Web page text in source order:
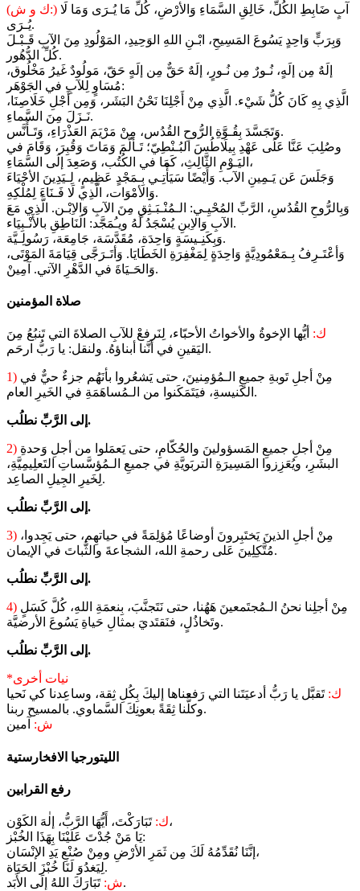
(ك و ش:) آبٍ ضَابِطِ الكُلِّ، خَالِقِ السَّمَاءِ وَالأرْضِ، كُلِّ مَا يُـرَى وَمَا لَا
يُـرَى.
وَبِرَبٍّ وَاحِدٍ يَسُوعَ المَسِيحِ، ابْـنِ اللهِ الوَحِيدِ، المَوْلُودِ مِنَ الآبِ قَـبْـلَ
كُلِّ الدُّهُور.
إلَهٌ مِن إلَهٍ، نُـورٌ مِن نُـورٍ، إلَهٌ حَقٌّ مِن إلَهٍ حَقّ، مَولُودٌ غَيرُ مَخْلُوق،
مُسَاوٍ لِلآبِ في الجَوْهَر:
الَّذِي بِهِ كَانَ كُلُّ شَيْء. الَّذِي مِنْ أَجْلِنَا نَحْنُ البَشَر، وَمِن أَجْلِ خَلَاصِنَا،
نَـزَلَ مِنَ السَّماءِ.
وَتَجَسَّدَ بِقُـوَّةِ الرُّوحِ القُدُس، مِنْ مَرْيَمَ العَذْرَاءِ، وَتَـأَنَّس.
وصُلِبَ عَنَّا عَلَى عَهْدِ بِيلَاطُسَ البُـنْطِيّ؛ تَـألَّمَ وَمَاتَ وَقُبِرَ، وَقَامَ في
اليَـوْمِ الثَّالِثِ، كَمَا في الكُتُب، وَصَعِدَ إلَى السَّمَاءِ،
وَجَلَسَ عَن يَـمِينِ الآب. وَأَيْضًا سَيَأْتِـي بِـمَجْدٍ عَظِيمٍ، لِـيَدِينَ الأحْيَاءَ
وَالأمْوَات، الَّذِي لَا فَـنَاءَ لِمُلْكِهِ.
وَبِالرُّوحِ القُدُسِ، الرَّبِّ المُحْيِـي: الـمُنْـبَـثِقِ مِنَ الآبِ وَالاِبْـن. الَّذِي مَعَ
الآبِ وَالاِبنِ يُسْجَدُ لَهُ ويـُمَجَّد: الَنَاطِقِ بالأَنْـبِيَاء.
وَبِكَنِـيسَةٍ وَاحِدَة، مُقَدَّسَة، جَامِعَة، رَسُولِـيَّة.
وَأعْتَـرِفُ بِـمَعْمُودِيَّةٍ وَاحِدَةٍ لِمَغْفِرَةِ الخَطَايَا. وَأتَـرَجَّى قِيَامَةَ المَوْتَى،
وَالحَـيَاةَ في الدَّهْرِ الآتي. آمِينْ.
صلاة المؤمنين
ك: أيُّها الإخوةُ والأخواتُ الأحبّاء، لِنَرفعْ للآبِ الصلاةَ التي تَنبُعُ مِنَ
اليَقينِ في أنَّنا أبناؤهُ. ولنقل: يا رَبُّ ارحَم.
1)
الكَنيسةِ، فيَتَمَكَنوا من الـمُساهَمَةِ في الخَيرِ العام.
إلى الرَّبِّ نطلُب.
2)
البشَرِ، ويُعَزِزوا المَسِيرَةِ التربَويَّةِ في جميعِ الـمُؤسَّساتِ التَعلِيمِيَّةِ،
لِخَيرِ الجِيلِ الصاعِد.
إلى الرَّبِّ نطلُب.
3)
مُتَّكِلِينَ عَلى رحمةِ الله، الشجاعةَ والثَّباتَ في الإيمان.
إلى الرَّبِّ نطلُب.
4)
وتَخاذُلٍ، فنَقتَديَ بمثالِ حَياةِ يَسُوعَ الأرضيَّة.
إلى الرَّبِّ نطلُب.
*نيات أخرى
ك:تَقبَّل يا رَبُّ أدعيَتَنا التي رَفعناها إليكَ بِكُلِ ثِقة، وساعِدنا كي نَحيا
وكلُّنا ثِقَةً بعونِكَ السَّماوي. بالمسيح ربنا.
ش: آمين
رفع القرابين
ك:تَبَارَكْتَ، أَيُّهَا الرَّبُّ، إلٰهَ الكَوْن،
يَا مَنْ جُدْتَ عَلَيْنَا بِهَذَا الخُبْز:
إنَّنَا نُقَدِّمُهُ لَكَ مِن ثَمَرِ الأرْضِ ومِنْ صُنْعِ يَدِ الإنْسَان،
لِيَغدُوَ لَنَا خُبْزَ الحَيَاة.
ش:تَبَارَكَ اللهُ إلَى الأَبَد.